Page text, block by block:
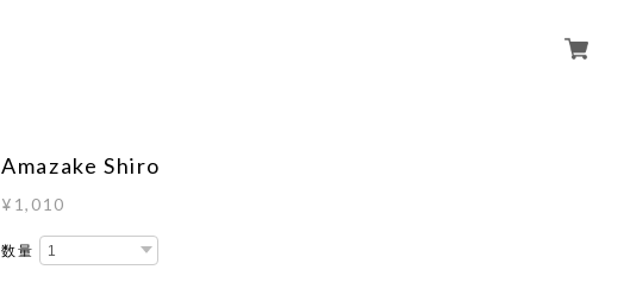
Amazake Shiro
¥1,010
数量